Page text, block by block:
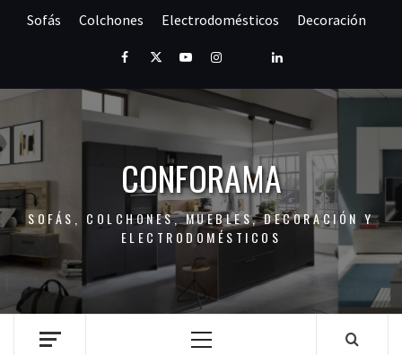
Sofás Colchones Electrodomésticos Decoración
FacebookTwitterYoutubeInstagramPinterestLinkedIn
CONFORAMA
SOFÁS, COLCHONES, MUEBLES, DECORACIÓN Y
ELECTRODOMÉSTICOS
Menú